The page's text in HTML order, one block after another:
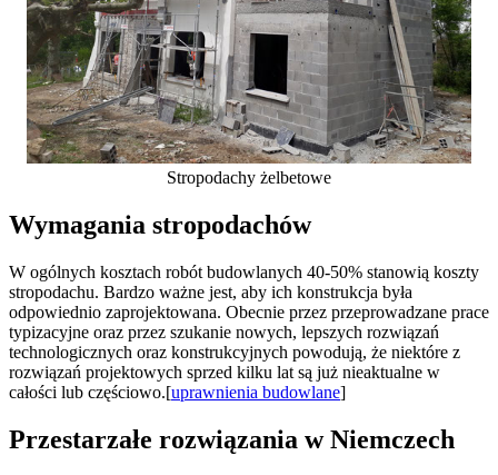
Stropodachy żelbetowe
Wymagania stropodachów
W ogólnych kosztach robót budowlanych 40-50% stanowią koszty
stropodachu. Bardzo ważne jest, aby ich konstrukcja była
odpowiednio zaprojektowana. Obecnie przez przeprowadzane prace
typizacyjne oraz przez szukanie nowych, lepszych rozwiązań
technologicznych oraz konstrukcyjnych powodują, że niektóre z
rozwiązań projektowych sprzed kilku lat są już nieaktualne w
całości lub częściowo.[uprawnienia budowlane]
Przestarzałe rozwiązania w Niemczech